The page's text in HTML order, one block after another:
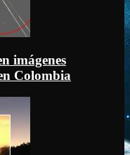
imágenes
Colombia